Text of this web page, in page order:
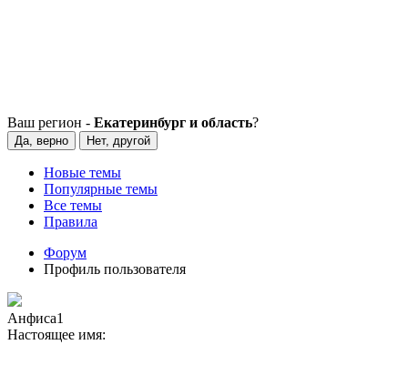
Ваш регион - Екатеринбург и область?
Да, верно Нет, другой
Новые темы
Популярные темы
Все темы
Правила
Форум
Профиль пользователя
Анфиса1
Настоящее имя: